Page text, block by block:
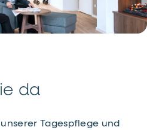
da
Tagespflege und